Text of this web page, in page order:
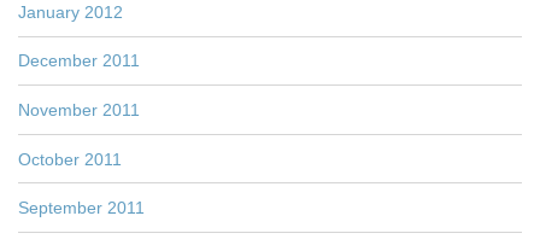
January 2012
December 2011
November 2011
October 2011
September 2011